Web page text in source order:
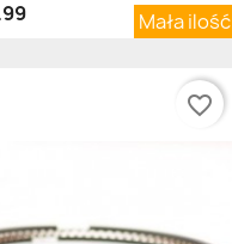
Mała ilość
favorite_border